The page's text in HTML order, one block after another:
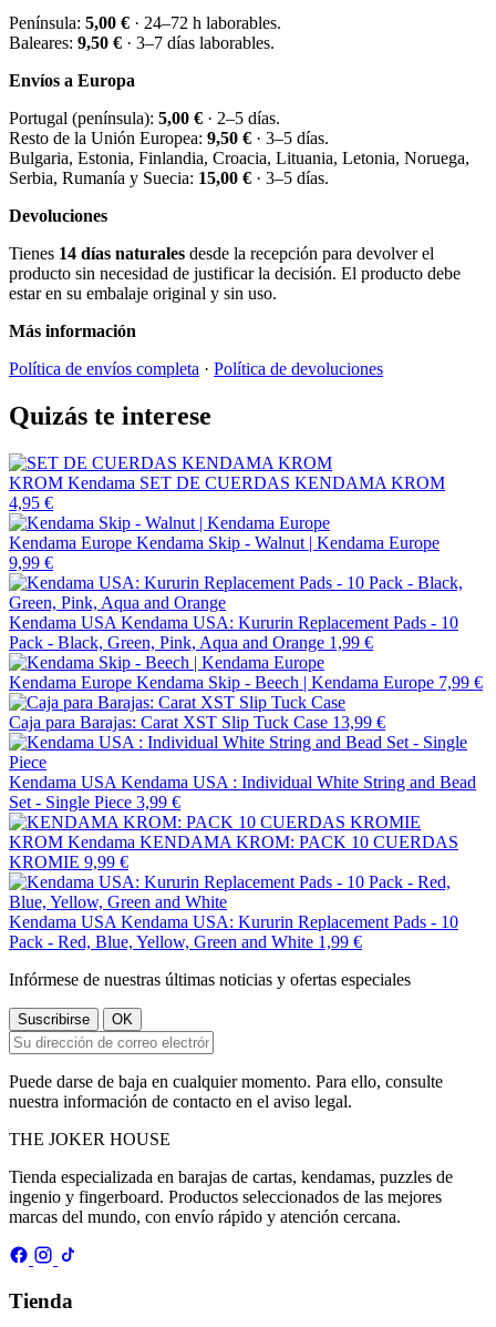
Península: 5,00 € · 24–72 h laborables.
Baleares: 9,50 € · 3–7 días laborables.
Envíos a Europa
Portugal (península): 5,00 € · 2–5 días.
Resto de la Unión Europea: 9,50 € · 3–5 días.
Bulgaria, Estonia, Finlandia, Croacia, Lituania, Letonia, Noruega,
Serbia, Rumanía y Suecia: 15,00 € · 3–5 días.
Devoluciones
Tienes 14 días naturales desde la recepción para devolver el
producto sin necesidad de justificar la decisión. El producto debe
estar en su embalaje original y sin uso.
Más información
Política de envíos completa · Política de devoluciones
Quizás te interese
KROM Kendama SET DE CUERDAS KENDAMA KROM
4,95 €
Kendama Europe Kendama Skip - Walnut | Kendama Europe
9,99 €
Kendama USA Kendama USA: Kururin Replacement Pads - 10
Pack - Black, Green, Pink, Aqua and Orange 1,99 €
Kendama Europe Kendama Skip - Beech | Kendama Europe 7,99 €
Caja para Barajas: Carat XST Slip Tuck Case 13,99 €
Kendama USA Kendama USA : Individual White String and Bead
Set - Single Piece 3,99 €
KROM Kendama KENDAMA KROM: PACK 10 CUERDAS
KROMIE 9,99 €
Kendama USA Kendama USA: Kururin Replacement Pads - 10
Pack - Red, Blue, Yellow, Green and White 1,99 €
Infórmese de nuestras últimas noticias y ofertas especiales
Puede darse de baja en cualquier momento. Para ello, consulte
nuestra información de contacto en el aviso legal.
THE JOKER HOUSE
Tienda especializada en barajas de cartas, kendamas, puzzles de
ingenio y fingerboard. Productos seleccionados de las mejores
marcas del mundo, con envío rápido y atención cercana.
Tienda